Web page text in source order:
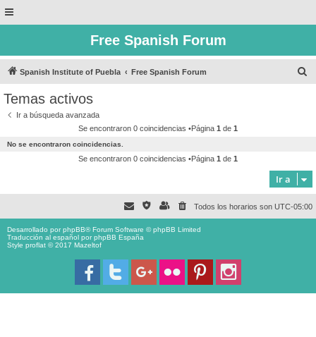
Free Spanish Forum
Spanish Institute of Puebla Free Spanish Forum
Temas activos
Ir a búsqueda avanzada
Se encontraron 0 coincidencias •Página 1 de 1
No se encontraron coincidencias.
Se encontraron 0 coincidencias •Página 1 de 1
Ir a
Todos los horarios son UTC-05:00
Desarrollado porphpBB® Forum Software © phpBB Limited
Traducción al español porphpBB España
Style proflat © 2017 Mazeltof